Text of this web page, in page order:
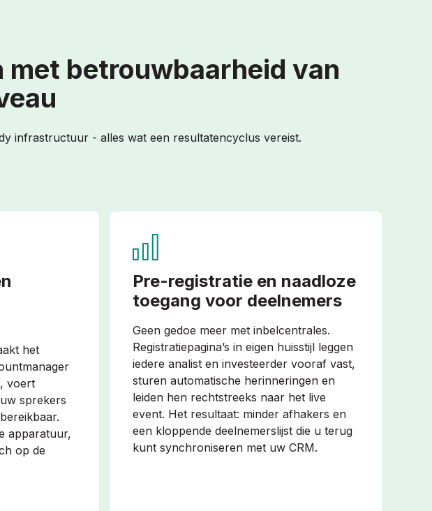
betrouwbaarheid van
infrastructuur - alles wat een resultatencyclus vereist.
het
voert
sprekers
apparatuur,
op de
Pre-registratie en naadloze
toegang voor deelnemers
Geen gedoe meer met inbelcentrales.
Registratiepagina’s in eigen huisstijl leggen
iedere analist en investeerder vooraf vast,
sturen automatische herinneringen en
leiden hen rechtstreeks naar het live
event. Het resultaat: minder afhakers en
een kloppende deelnemerslijst die u terug
kunt synchroniseren met uw CRM.